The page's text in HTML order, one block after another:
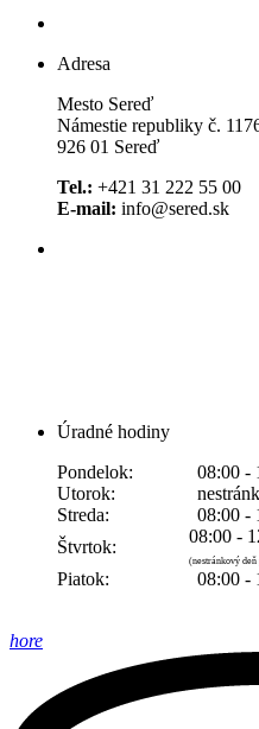
Adresa
Mesto Sereď
Námestie republiky č.
926 01 Sereď
Tel.: +421 31 222 55 00
E-mail: info@sered.sk
Úradné hodiny
Pondelok:
08:00 -
Utorok:
Streda:
08:00 -
Štvrtok:
08:00 -
(nestránkový deň
Piatok: 08:00 -
hore